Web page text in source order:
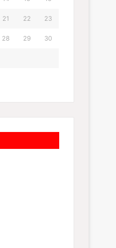
21 22 23
28 29 30